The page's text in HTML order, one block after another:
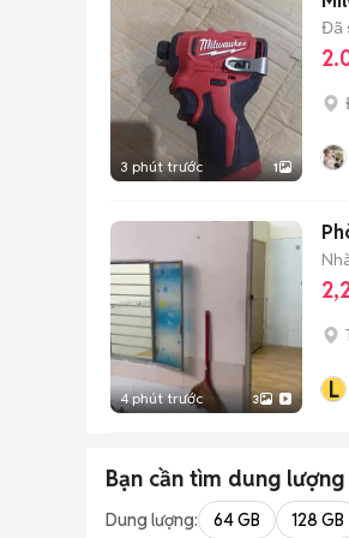
3 phút trước 1
Đã
4 phút trước 3 L
Bạn cần tìm dung lượng
Dung lượng: 64 GB 128 GB